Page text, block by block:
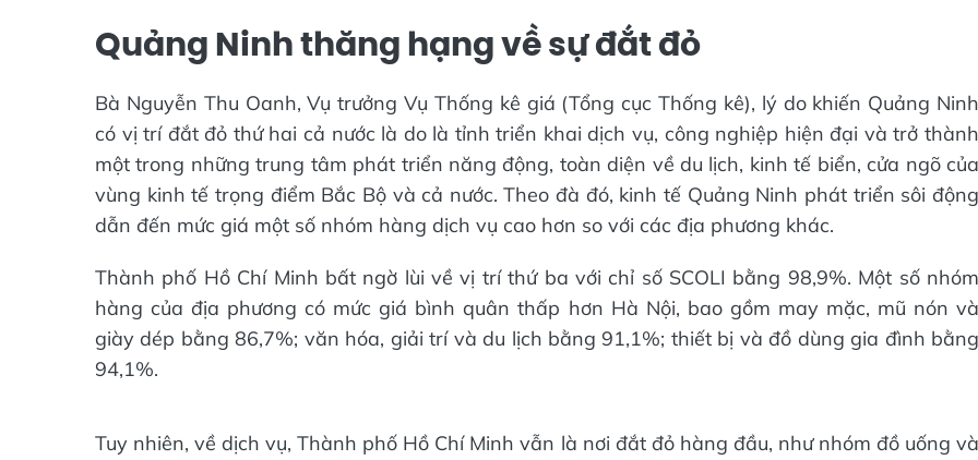
Quảng Ninh thăng hạng về sự đắt đỏ
Bà Nguyễn Thu Oanh, Vụ trưởng Vụ Thống kê giá (Tổng cục Thống kê), lý do khiến Quảng Ninh
có vị trí đắt đỏ thứ hai cả nước là do là tỉnh triển khai dịch vụ, công nghiệp hiện đại và trở thành
một trong những trung tâm phát triển năng động, toàn diện về du lịch, kinh tế biển, cửa ngõ của
vùng kinh tế trọng điểm Bắc Bộ và cả nước. Theo đà đó, kinh tế Quảng Ninh phát triển sôi động
dẫn đến mức giá một số nhóm hàng dịch vụ cao hơn so với các địa phương khác.
Thành phố Hồ Chí Minh bất ngờ lùi về vị trí thứ ba với chỉ số SCOLI bằng 98,9%. Một số nhóm
hàng của địa phương có mức giá bình quân thấp hơn Hà Nội, bao gồm may mặc, mũ nón và
giày dép bằng 86,7%; văn hóa, giải trí và du lịch bằng 91,1%; thiết bị và đồ dùng gia đình bằng
94,1%.
Tuy nhiên, về dịch vụ, Thành phố Hồ Chí Minh vẫn là nơi đắt đỏ hàng đầu, như nhóm đồ uống và